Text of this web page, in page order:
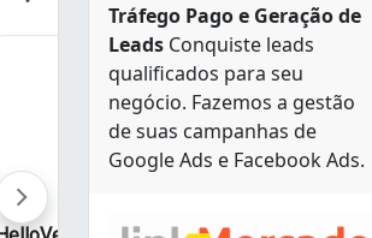
Tráfego Pago e Geração de
Leads Conquiste leads
qualificados para seu
negócio. Fazemos a gestão
de suas campanhas de
Google Ads e Facebook Ads.